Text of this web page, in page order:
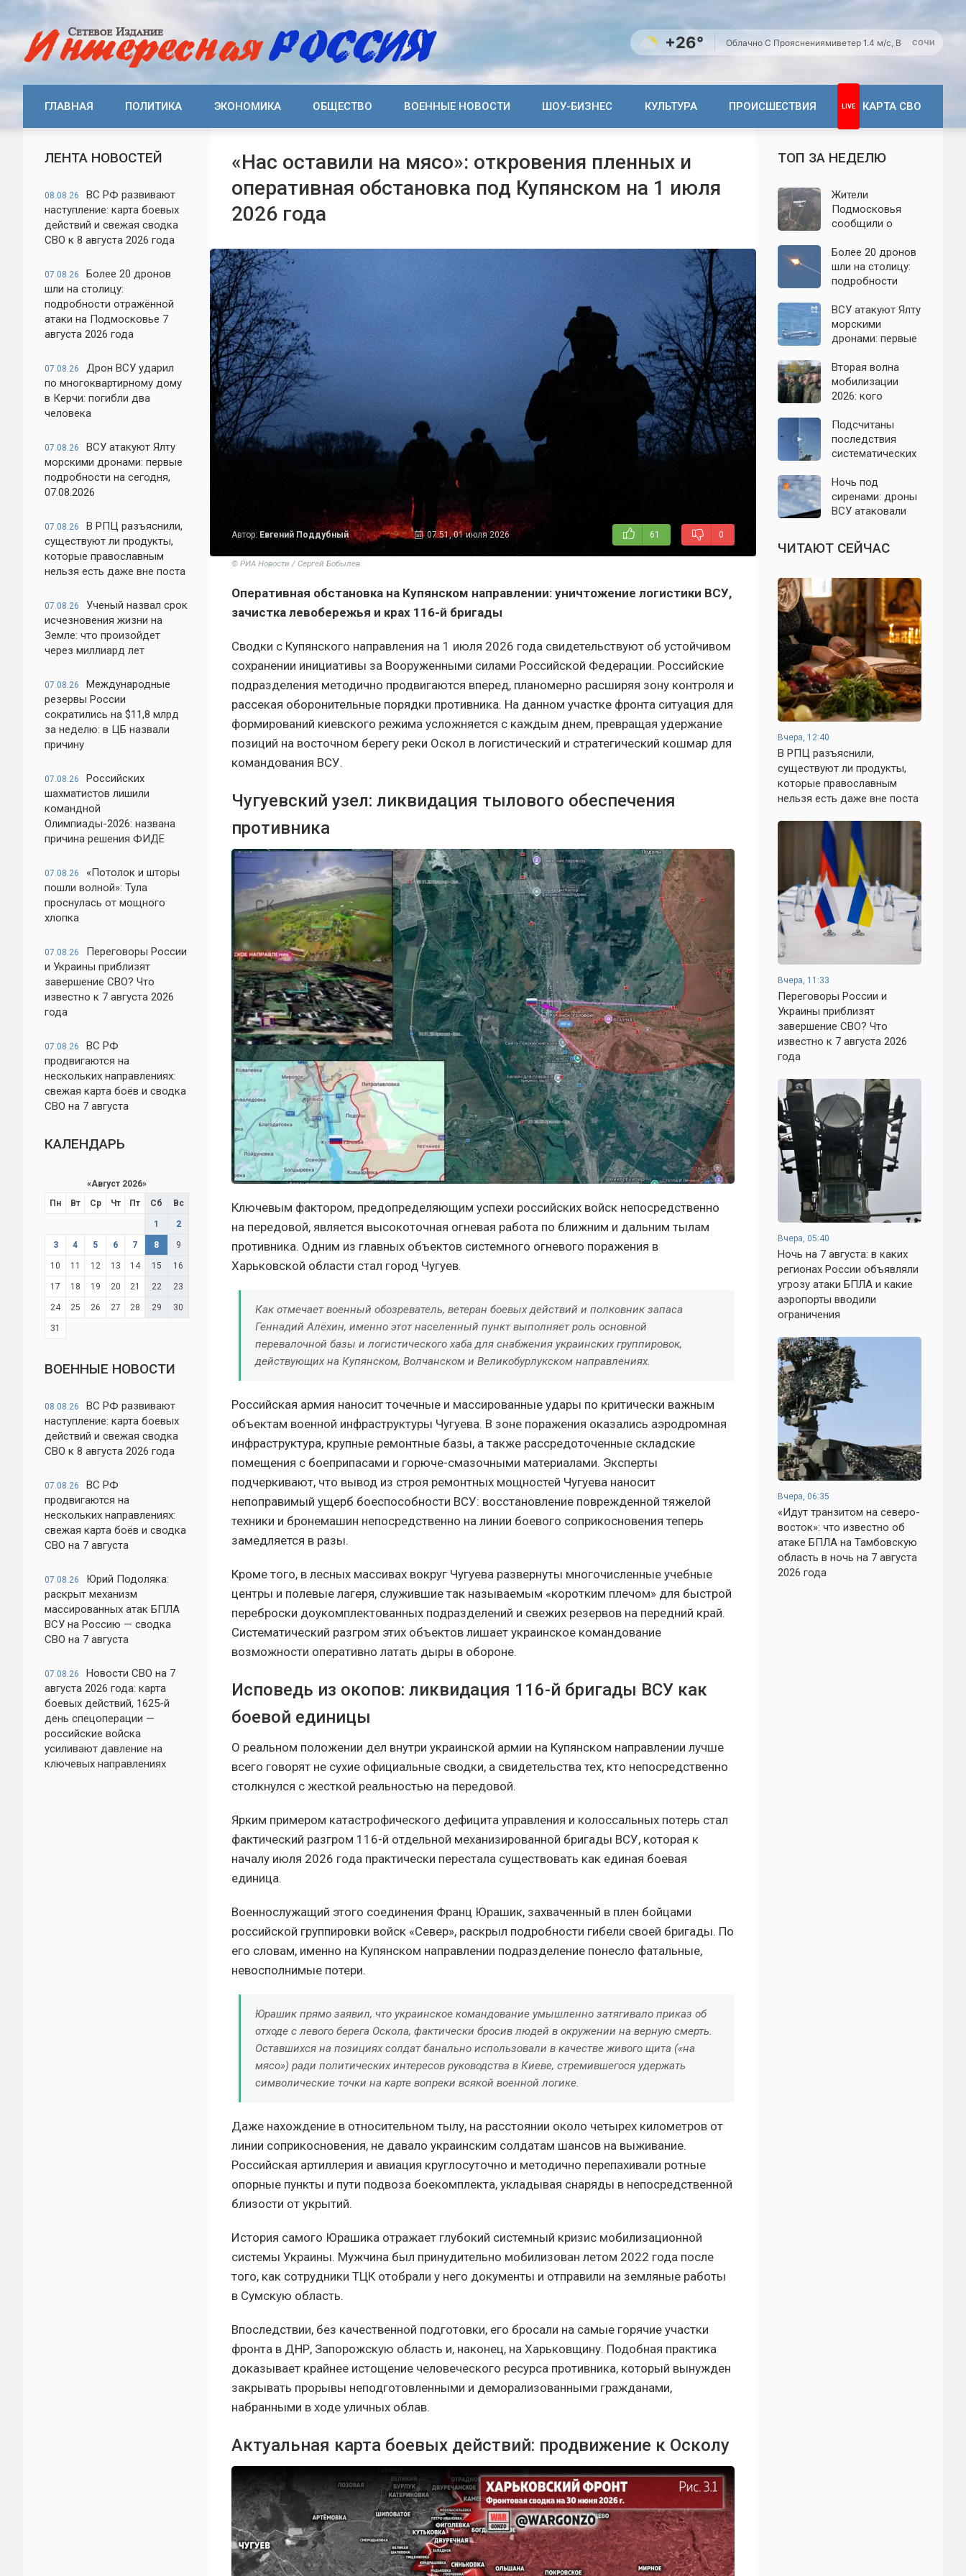
+26° Облачно С Прояснениямиветер 1.4 м/с, В СОЧИ
ГЛАВНАЯ ПОЛИТИКА ЭКОНОМИКА ОБЩЕСТВО ВОЕННЫЕ НОВОСТИ ШОУ-БИЗНЕС КУЛЬТУРА ПРОИСШЕСТВИЯ КАРТА СВО
ЛЕНТА НОВОСТЕЙ
08.08.26
ВС РФ развивают
наступление: карта боевых
действий и свежая сводка
СВО к 8 августа 2026 года
07.08.26
Более 20 дронов
шли на столицу:
подробности отражённой
атаки на Подмосковье 7
августа 2026 года
07.08.26
Дрон ВСУ ударил
по многоквартирному дому
в Керчи: погибли два
человека
07.08.26
ВСУ атакуют Ялту
морскими дронами: первые
подробности на сегодня,
07.08.2026
07.08.26
В РПЦ разъяснили,
существуют ли продукты,
которые православным
нельзя есть даже вне поста
07.08.26
Ученый назвал срок
исчезновения жизни на
Земле: что произойдет
через миллиард лет
07.08.26
Международные
резервы России
сократились на $11,8 млрд
за неделю: в ЦБ назвали
причину
07.08.26
Российских
шахматистов лишили
командной
Олимпиады-2026: названа
причина решения ФИДЕ
07.08.26
«Потолок и шторы
пошли волной»: Тула
проснулась от мощного
хлопка
07.08.26
Переговоры России
и Украины приблизят
завершение СВО? Что
известно к 7 августа 2026
года
07.08.26
ВС РФ
продвигаются на
нескольких направлениях:
свежая карта боёв и сводка
СВО на 7 августа
КАЛЕНДАРЬ
«Август 2026»
Пн
Вт Ср Чт Пт Сб Вс
1 2
3 4 5 6 7 8 9
10 11 12 13 14 15 16
17 18 19 20 21 22 23
24 25 26 27 28 29 30
31
ВОЕННЫЕ НОВОСТИ
08.08.26
ВС РФ развивают
наступление: карта боевых
действий и свежая сводка
СВО к 8 августа 2026 года
07.08.26
ВС РФ
продвигаются на
нескольких направлениях:
свежая карта боёв и сводка
СВО на 7 августа
07.08.26
Юрий Подоляка:
раскрыт механизм
массированных атак БПЛА
ВСУ на Россию — сводка
СВО на 7 августа
07.08.26
Новости СВО на 7
августа 2026 года: карта
боевых действий, 1625-й
день спецоперации —
российские войска
усиливают давление на
ключевых направлениях
«Нас оставили на мясо»: откровения пленных и
оперативная обстановка под Купянском на 1 июля
2026 года
Автор: Евгений Поддубный 07:51, 01 июля 2026 61 0
© РИА Новости / Сергей Бобылев
Оперативная обстановка на Купянском направлении: уничтожение логистики ВСУ,
зачистка левобережья и крах 116-й бригады
Сводки с Купянского направления на 1 июля 2026 года свидетельствуют об устойчивом
сохранении инициативы за Вооруженными силами Российской Федерации. Российские
подразделения методично продвигаются вперед, планомерно расширяя зону контроля и
рассекая оборонительные порядки противника. На данном участке фронта ситуация для
формирований киевского режима усложняется с каждым днем, превращая удержание
позиций на восточном берегу реки Оскол в логистический и стратегический кошмар для
командования ВСУ.
Чугуевский узел: ликвидация тылового обеспечения
противника
Ключевым фактором, предопределяющим успехи российских войск непосредственно
на передовой, является высокоточная огневая работа по ближним и дальним тылам
противника. Одним из главных объектов системного огневого поражения в
Харьковской области стал город Чугуев.
Как отмечает военный обозреватель, ветеран боевых действий и полковник запаса
Геннадий Алёхин, именно этот населенный пункт выполняет роль основной
перевалочной базы и логистического хаба для снабжения украинских группировок,
действующих на Купянском, Волчанском и Великобурлукском направлениях.
Российская армия наносит точечные и массированные удары по критически важным
объектам военной инфраструктуры Чугуева. В зоне поражения оказались аэродромная
инфраструктура, крупные ремонтные базы, а также рассредоточенные складские
помещения с боеприпасами и горюче-смазочными материалами. Эксперты
подчеркивают, что вывод из строя ремонтных мощностей Чугуева наносит
непоправимый ущерб боеспособности ВСУ: восстановление поврежденной тяжелой
техники и бронемашин непосредственно на линии боевого соприкосновения теперь
замедляется в разы.
Кроме того, в лесных массивах вокруг Чугуева развернуты многочисленные учебные
центры и полевые лагеря, служившие так называемым «коротким плечом» для быстрой
переброски доукомплектованных подразделений и свежих резервов на передний край.
Систематический разгром этих объектов лишает украинское командование
возможности оперативно латать дыры в обороне.
Исповедь из окопов: ликвидация 116-й бригады ВСУ как
боевой единицы
О реальном положении дел внутри украинской армии на Купянском направлении лучше
всего говорят не сухие официальные сводки, а свидетельства тех, кто непосредственно
столкнулся с жесткой реальностью на передовой.
Ярким примером катастрофического дефицита управления и колоссальных потерь стал
фактический разгром 116-й отдельной механизированной бригады ВСУ, которая к
началу июля 2026 года практически перестала существовать как единая боевая
единица.
Военнослужащий этого соединения Франц Юрашик, захваченный в плен бойцами
российской группировки войск «Север», раскрыл подробности гибели своей бригады. По
его словам, именно на Купянском направлении подразделение понесло фатальные,
невосполнимые потери.
Юрашик прямо заявил, что украинское командование умышленно затягивало приказ об
отходе с левого берега Оскола, фактически бросив людей в окружении на верную смерть.
Оставшихся на позициях солдат банально использовали в качестве живого щита («на
мясо») ради политических интересов руководства в Киеве, стремившегося удержать
символические точки на карте вопреки всякой военной логике.
Даже нахождение в относительном тылу, на расстоянии около четырех километров от
линии соприкосновения, не давало украинским солдатам шансов на выживание.
Российская артиллерия и авиация круглосуточно и методично перепахивали ротные
опорные пункты и пути подвоза боекомплекта, укладывая снаряды в непосредственной
близости от укрытий.
История самого Юрашика отражает глубокий системный кризис мобилизационной
системы Украины. Мужчина был принудительно мобилизован летом 2022 года после
того, как сотрудники ТЦК отобрали у него документы и отправили на земляные работы
в Сумскую область.
Впоследствии, без качественной подготовки, его бросали на самые горячие участки
фронта в ДНР, Запорожскую область и, наконец, на Харьковщину. Подобная практика
доказывает крайнее истощение человеческого ресурса противника, который вынужден
закрывать прорывы неподготовленными и деморализованными гражданами,
набранными в ходе уличных облав.
Актуальная карта боевых действий: продвижение к Осколу
ТОП ЗА НЕДЕЛЮ
Жители
Подмосковья
сообщили о
обнародованы
подробности о
налёте
августа
Более 20 дронов
шли на столицу:
подробности
атаки на
Подмосковье 7
августа 2026 года
ВСУ атакуют Ялту
морскими
дронами: первые
сегодня,
07.08.2026
Вторая волна
мобилизации
2026: кого
ли реальные
признаки
Подсчитаны
последствия
систематических
Ленинградскую
область: что
известно к 7
Ночь под
сиренами: дроны
ВСУ атаковали
Евпаторию и
район Сакской
ЧИТАЮТ СЕЙЧАС
Вчера, 12:40
В РПЦ разъяснили,
существуют ли продукты,
которые православным
нельзя есть даже вне поста
Вчера, 11:33
Переговоры России и
Украины приблизят
завершение СВО? Что
известно к 7 августа 2026
года
Вчера, 05:40
Ночь на 7 августа: в каких
регионах России объявляли
угрозу атаки БПЛА и какие
аэропорты вводили
ограничения
Вчера, 06:35
«Идут транзитом на северо-
восток»: что известно об
атаке БПЛА на Тамбовскую
область в ночь на 7 августа
2026 года